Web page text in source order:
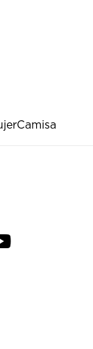
Camisa